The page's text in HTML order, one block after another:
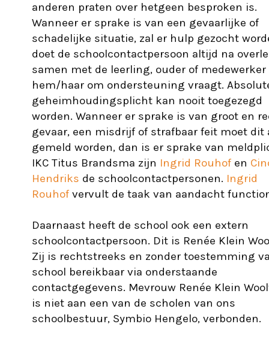
anderen praten over hetgeen besproken is.
Wanneer er sprake is van een gevaarlijke of
schadelijke situatie, zal er hulp gezocht
doet de schoolcontactpersoon altijd na
samen met de leerling, ouder of
hem/haar om ondersteuning vraagt.
geheimhoudingsplicht kan nooit toegezegd
worden. Wanneer er sprake is van groot en
gevaar, een misdrijf of strafbaar feit moet dit
gemeld worden, dan is er sprake van
IKC Titus Brandsma zijn Ingrid Rouhof en
Hendriks de schoolcontactpersonen. Ingrid
Rouhof vervult de taak van aandacht
Daarnaast heeft de school ook een extern
schoolcontactpersoon. Dit is Renée Klein
Zij is rechtstreeks en zonder toestemming
school bereikbaar via onderstaande
contactgegevens. Mevrouw Renée Klein
is niet aan een van de scholen van ons
schoolbestuur, Symbio Hengelo, verbonden.